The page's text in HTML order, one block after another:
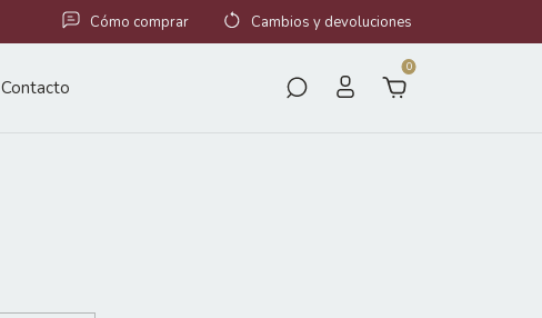
Cómo comprar Cambios y devoluciones
Contacto
0